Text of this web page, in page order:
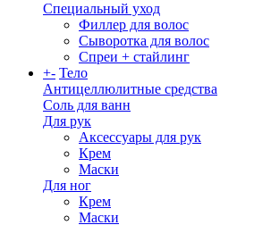
Специальный уход
Филлер для волос
Сыворотка для волос
Спреи + стайлинг
+- Тело
Антицеллюлитные средства
Соль для ванн
Для рук
Аксессуары для рук
Крем
Маски
Для ног
Крем
Маски